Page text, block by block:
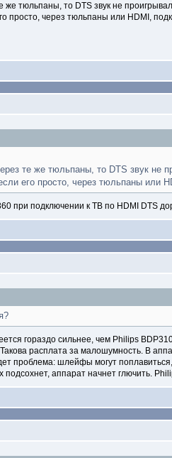
же тюльпаны, то DTS звук не
просто, через тюльпаны или HDMI,
те же тюльпаны, то DTS звук не
его просто, через тюльпаны или
при подключении к ТВ по HDMI DTS
гораздо сильнее, чем Philips
расплата за малошумность. В
проблема: шлейфы могут
подсохнет, аппарат начнет глючить.